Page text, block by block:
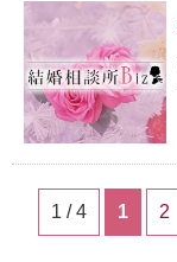
1 / 4 1 2